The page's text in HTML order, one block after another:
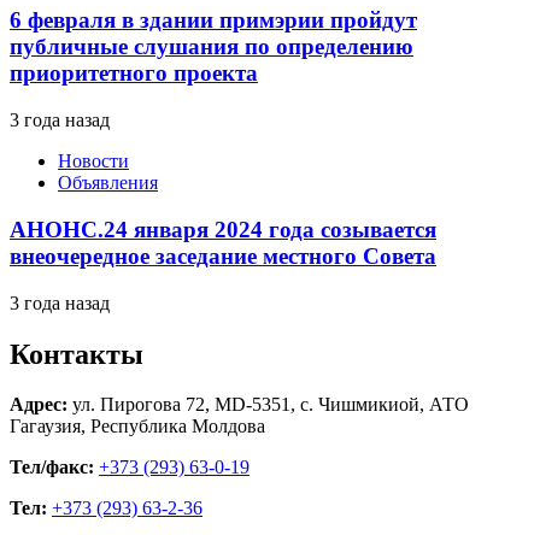
6 февраля в здании примэрии пройдут
публичные слушания по определению
приоритетного проекта
3 года назад
Новости
Объявления
АНОНС.24 января 2024 года созывается
внеочередное заседание местного Совета
3 года назад
Контакты
Адрес: ул. Пирогова 72, MD-5351, с. Чишмикиой, АТО
Гагаузия, Республика Молдова
Тел/факс: +373 (293) 63-0-19
Тел: +373 (293) 63-2-36